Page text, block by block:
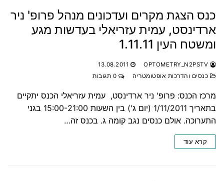
כנס הצגת מקרים ועדכונים מנהל פרופ' ניר
ארדינסט, עמית עזריאלי בעדשות מגע
ומשטח העין 1.11.11
13.08.2011
כנסים והדרכות אופטומטריה
מרכז הכנס: פרופ' ניר ארדינסט, עמית עזריאלי הכנס יתקיים
בתאריך 1/11/2011 (יום ג') בין השעות 15:00-21:00 בגני
התערוכה. אולם כנסים נגב קומה ג. בכנס זה…
קרא עוד